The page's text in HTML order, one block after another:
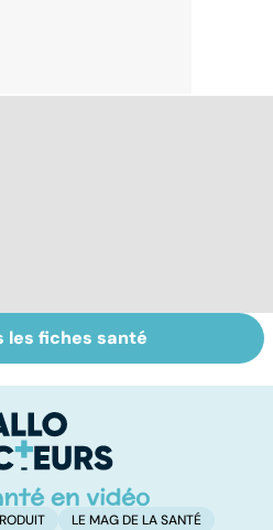
Votre santé en
vacances
les fiches santé
LE MAG DE LA SANTÉ